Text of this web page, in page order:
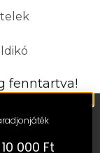
fenntartva!
000 Ft